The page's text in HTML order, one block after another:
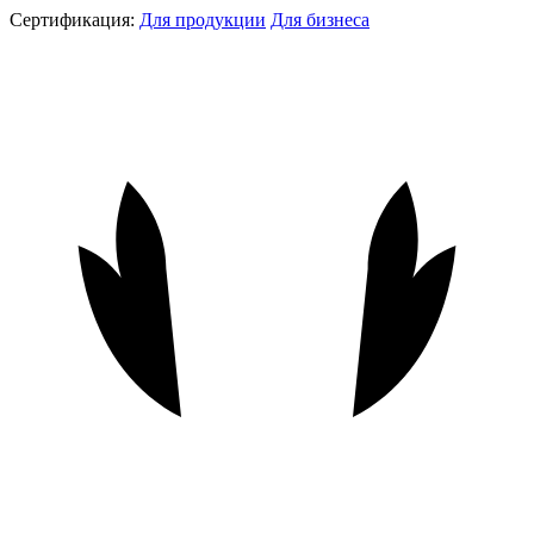
Сертификация: Для продукции Для бизнеса